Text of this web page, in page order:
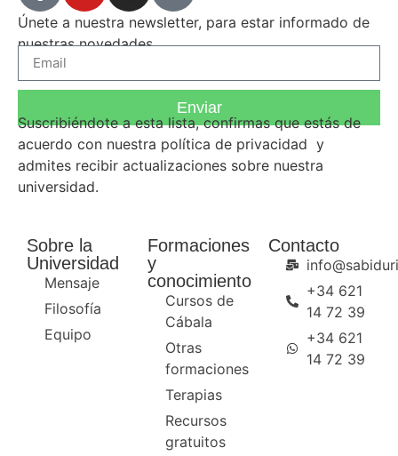
Únete a nuestra newsletter, para estar informado de
nuestras novedades.
Enviar
Suscribiéndote a esta lista, confirmas que estás de
acuerdo con nuestra política de privacidad y
admites recibir actualizaciones sobre nuestra
universidad.
Sobre la
Universidad
Mensaje
Filosofía
Equipo
Formaciones
y
conocimiento
Cursos de
Cábala
Otras
formaciones
Terapias
Recursos
gratuitos
Contacto
+34 621
14 72 39
+34 621
14 72 39